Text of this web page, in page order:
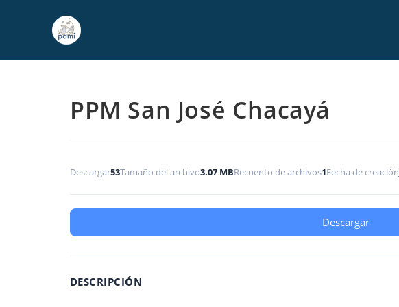
PPM San José Chacayá
Descargar53Tamaño del archivo3.07 MBRecuento de archivos1Fecha de creación
Descargar
DESCRIPCIÓN